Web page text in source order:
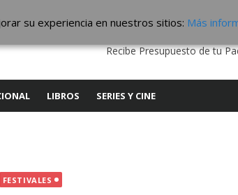
CONTACTO SERVICIOS EDITA TU DISCO
Recibe Presupuesto de tu
LIBROS SERIES Y CINE
FESTIVALES
su experiencia en nuestros sitios: Más